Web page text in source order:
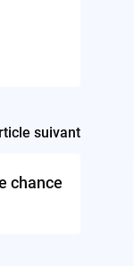
suivant
chance